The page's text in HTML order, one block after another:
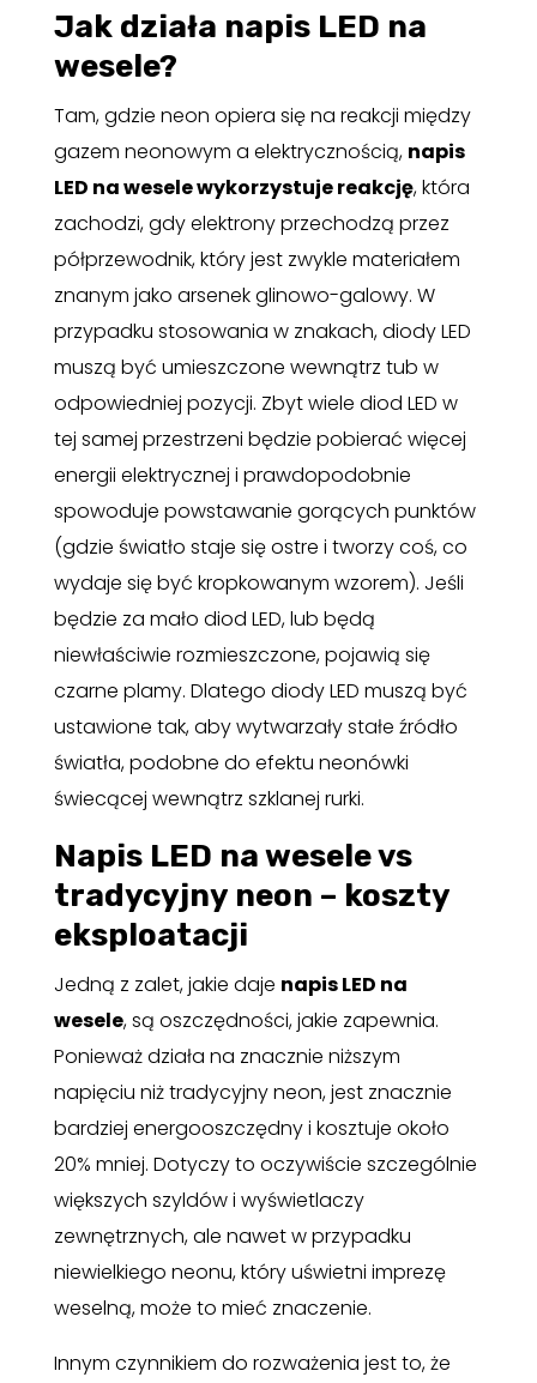
Jak działa napis LED na
wesele?
Tam, gdzie neon opiera się na reakcji między
gazem neonowym a elektrycznością, napis
LED na wesele wykorzystuje reakcję, która
zachodzi, gdy elektrony przechodzą przez
półprzewodnik, który jest zwykle materiałem
znanym jako arsenek glinowo-galowy. W
przypadku stosowania w znakach, diody LED
muszą być umieszczone wewnątrz tub w
odpowiedniej pozycji. Zbyt wiele diod LED w
tej samej przestrzeni będzie pobierać więcej
energii elektrycznej i prawdopodobnie
spowoduje powstawanie gorących punktów
(gdzie światło staje się ostre i tworzy coś, co
wydaje się być kropkowanym wzorem). Jeśli
będzie za mało diod LED, lub będą
niewłaściwie rozmieszczone, pojawią się
czarne plamy. Dlatego diody LED muszą być
ustawione tak, aby wytwarzały stałe źródło
światła, podobne do efektu neonówki
świecącej wewnątrz szklanej rurki.
Napis LED na wesele vs
tradycyjny neon – koszty
eksploatacji
Jedną z zalet, jakie daje napis LED na
wesele, są oszczędności, jakie zapewnia.
Ponieważ działa na znacznie niższym
napięciu niż tradycyjny neon, jest znacznie
bardziej energooszczędny i kosztuje około
20% mniej. Dotyczy to oczywiście szczególnie
większych szyldów i wyświetlaczy
zewnętrznych, ale nawet w przypadku
niewielkiego neonu, który uświetni imprezę
weselną, może to mieć znaczenie.
Innym czynnikiem do rozważenia jest to, że